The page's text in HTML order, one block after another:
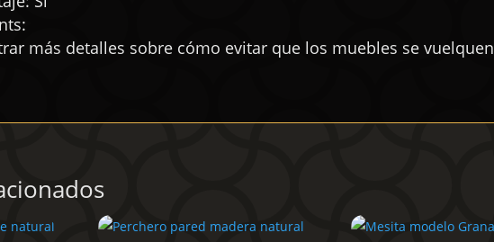
más detalles sobre cómo evitar que los muebles se vuelquen